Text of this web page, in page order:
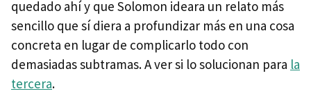
quedado ahí y que Solomon ideara un relato más
sencillo que sí diera a profundizar más en una cosa
concreta en lugar de complicarlo todo con
demasiadas subtramas. A ver si lo solucionan para la
tercera.